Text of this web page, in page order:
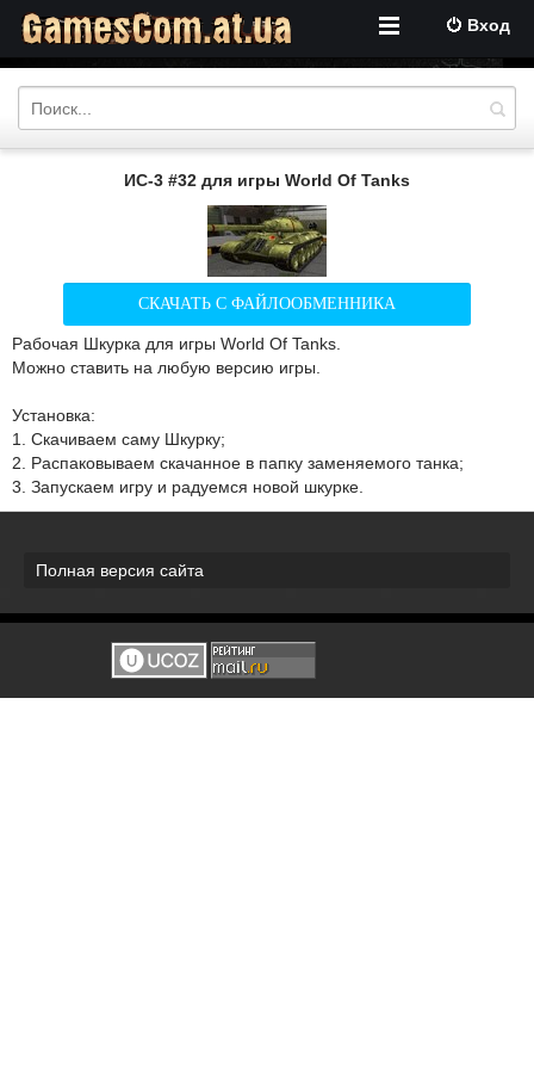
Вход
ИС-3 #32 для игры World Of Tanks
СКАЧАТЬ С ФАЙЛООБМЕННИКА
Рабочая Шкурка для игры World Of Tanks.
Можно ставить на любую версию игры.
Установка:
1. Скачиваем саму Шкурку;
2. Распаковываем скачанное в папку заменяемого танка;
3. Запускаем игру и радуемся новой шкурке.
Полная версия сайта